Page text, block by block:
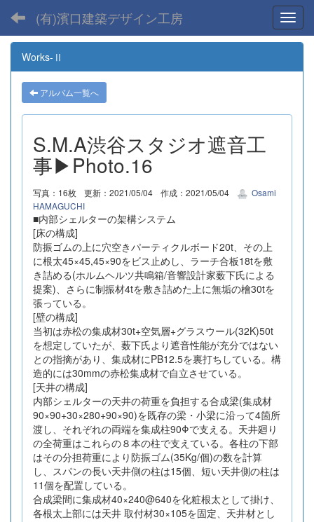
(有)濱口建築デザイン工房
Works-Ⅱ
アルバム一覧へ
S.M.A渋谷スタジオ遮音工
事▶Photo.16
写真：16枚 更新：2021/05/04 作成：2021/05/04
Osami
HAMAGUCHI
■内部シェルターの架構システム
[床の構成]
防振ゴムの上に穴空きパーティクルボード20t、その上
に根太45×45,45×90をビス止めし、ラーチ合板18tを敷
き詰める(ホルムヘルツ共鳴箱/音響設計家薮下氏による
提案)、さらに制振材4tを敷き詰めた上に無垢の檜30tを
張っている。
[壁の構成]
当初は赤松の集成材30t+空気層+グラスウール(32K)50t
を想定していたが、薮下氏より遮音性能が充分ではない
との指摘があり、集成材にPB12.5を裏打ちしている。構
造的には30mmの赤松集成材で自立させている。
[天井の構成]
内部シェルターの天井の荷重を負担する合成梁(集成材
90×90+30×280+90×90)を既存の梁・小梁に沿って4箇所
渡し、それぞれの両端を集成柱90Φで支える。天井廻り
の全荷重はこれらの８本の柱で支えている。各柱の下部
はその分担荷重により防振ゴム(35Kg/個)の数を計算
し、スパンの長い天井側の柱は15個、短い天井側の柱は
11個を配置している。
合成梁間に集成材40×240@640を化粧根太として掛け、
各根太上部には天井 取付材30×105を固定、天井材とし